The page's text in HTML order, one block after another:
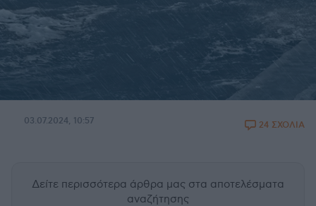
03.07.2024, 10:57 24 ΣΧΟΛΙΑ
Δείτε περισσότερα άρθρα μας στα αποτελέσματα
αναζήτησης